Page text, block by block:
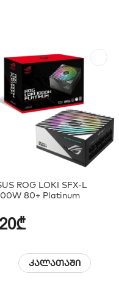
ROG LOKI SFX-L
80+ Platinum
კალათაში